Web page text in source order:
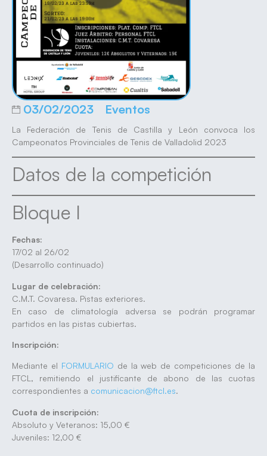
03/02/2023 Eventos
La Federación de Tenis de Castilla y León convoca los
Campeonatos Provinciales de Tenis de Valladolid 2023
Datos de la competición
Bloque I
Fechas:
17/02 al 26/02
(Desarrollo continuado)
Lugar de celebración:
C.M.T. Covaresa. Pistas exteriores.
En caso de climatología adversa se podrán programar
partidos en las pistas cubiertas.
Inscripción:
Mediante el FORMULARIO de la web de competiciones de la
FTCL, remitiendo el justificante de abono de las cuotas
correspondientes a comunicacion@ftcl.es.
Cuota de inscripción:
Absoluto y Veteranos: 15,00 €
Juveniles: 12,00 €